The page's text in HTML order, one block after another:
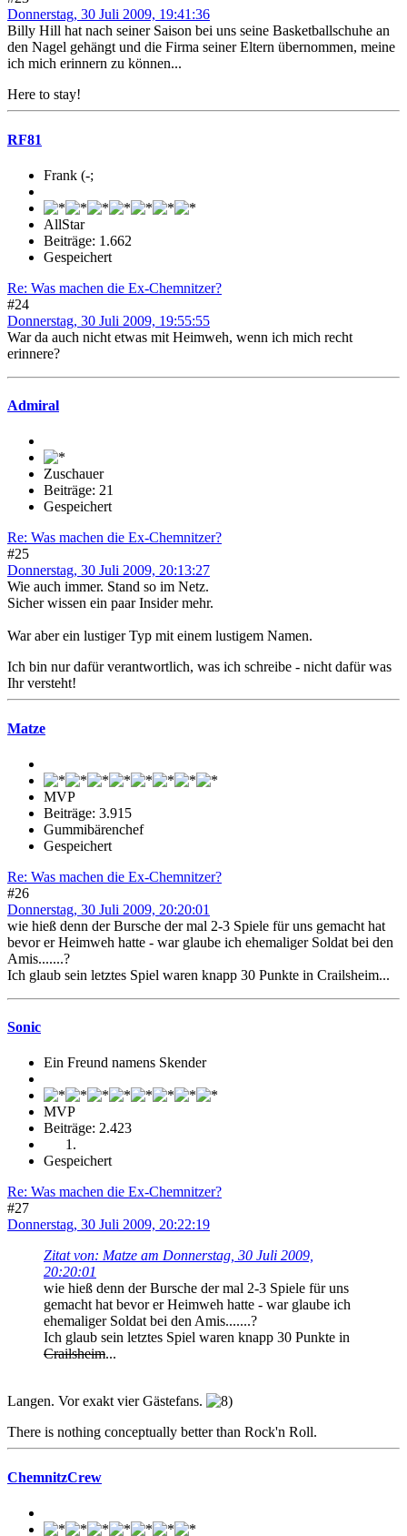
Donnerstag, 30 Juli 2009, 19:41:36
Billy Hill hat nach seiner Saison bei uns seine Basketballschuhe an
den Nagel gehängt und die Firma seiner Eltern übernommen, meine
ich mich erinnern zu können...
Here to stay!
RF81
Frank (-;
AllStar
Beiträge: 1.662
Gespeichert
Re: Was machen die Ex-Chemnitzer?
#24
Donnerstag, 30 Juli 2009, 19:55:55
War da auch nicht etwas mit Heimweh, wenn ich mich recht
erinnere?
Admiral
Zuschauer
Beiträge: 21
Gespeichert
Re: Was machen die Ex-Chemnitzer?
#25
Donnerstag, 30 Juli 2009, 20:13:27
Wie auch immer. Stand so im Netz.
Sicher wissen ein paar Insider mehr.
War aber ein lustiger Typ mit einem lustigem Namen.
Ich bin nur dafür verantwortlich, was ich schreibe - nicht dafür was
Ihr versteht!
Matze
MVP
Beiträge: 3.915
Gummibärenchef
Gespeichert
Re: Was machen die Ex-Chemnitzer?
#26
Donnerstag, 30 Juli 2009, 20:20:01
wie hieß denn der Bursche der mal 2-3 Spiele für uns gemacht hat
bevor er Heimweh hatte - war glaube ich ehemaliger Soldat bei den
Amis.......?
Ich glaub sein letztes Spiel waren knapp 30 Punkte in Crailsheim...
Sonic
Ein Freund namens Skender
MVP
Beiträge: 2.423
Gespeichert
Re: Was machen die Ex-Chemnitzer?
#27
Donnerstag, 30 Juli 2009, 20:22:19
Zitat von: Matze am Donnerstag, 30 Juli 2009,
20:20:01
wie hieß denn der Bursche der mal 2-3 Spiele für uns
gemacht hat bevor er Heimweh hatte - war glaube ich
ehemaliger Soldat bei den Amis.......?
Ich glaub sein letztes Spiel waren knapp 30 Punkte in
Crailsheim...
Langen. Vor exakt vier Gästefans.
There is nothing conceptually better than Rock'n Roll.
ChemnitzCrew